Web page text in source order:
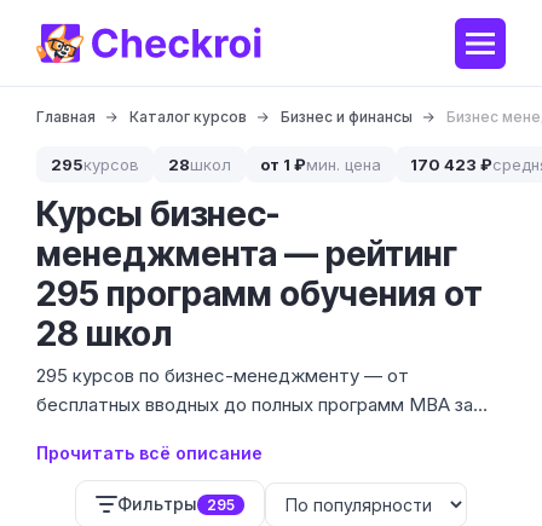
Главная Каталог курсов Бизнес и финансы Бизнес
295курсов 28школ от 1 ₽мин. цена 170 423 ₽
Курсы бизнес-
менеджмента — рейтинг
295 программ обучения от
28 школ
295 курсов по бизнес-менеджменту — от
бесплатных вводных до полных программ MBA за
отзывами выпускников и детальными программами.
Прочитать всё описание
Фильтры 295